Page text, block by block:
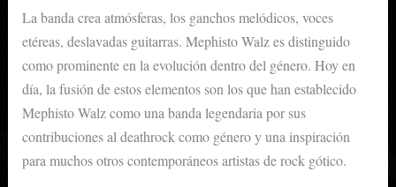
La banda crea atmósferas, los ganchos melódicos, voces
etéreas, deslavadas guitarras. Mephisto Walz es distinguido
como prominente en la evolución dentro del género. Hoy en
día, la fusión de estos elementos son los que han establecido
Mephisto Walz como una banda legendaria por sus
contribuciones al deathrock como género y una inspiración
para muchos otros contemporáneos artistas de rock gótico.